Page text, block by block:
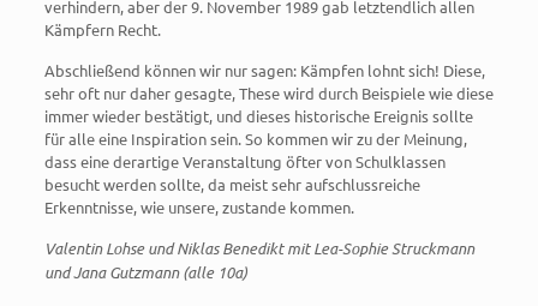
verhindern, aber der 9. November 1989 gab letztendlich allen
Kämpfern Recht.
Abschließend können wir nur sagen: Kämpfen lohnt sich! Diese,
sehr oft nur daher gesagte, These wird durch Beispiele wie diese
immer wieder bestätigt, und dieses historische Ereignis sollte
für alle eine Inspiration sein. So kommen wir zu der Meinung,
dass eine derartige Veranstaltung öfter von Schulklassen
besucht werden sollte, da meist sehr aufschlussreiche
Erkenntnisse, wie unsere, zustande kommen.
Valentin Lohse und Niklas Benedikt mit Lea-Sophie Struckmann
und Jana Gutzmann (alle 10a)